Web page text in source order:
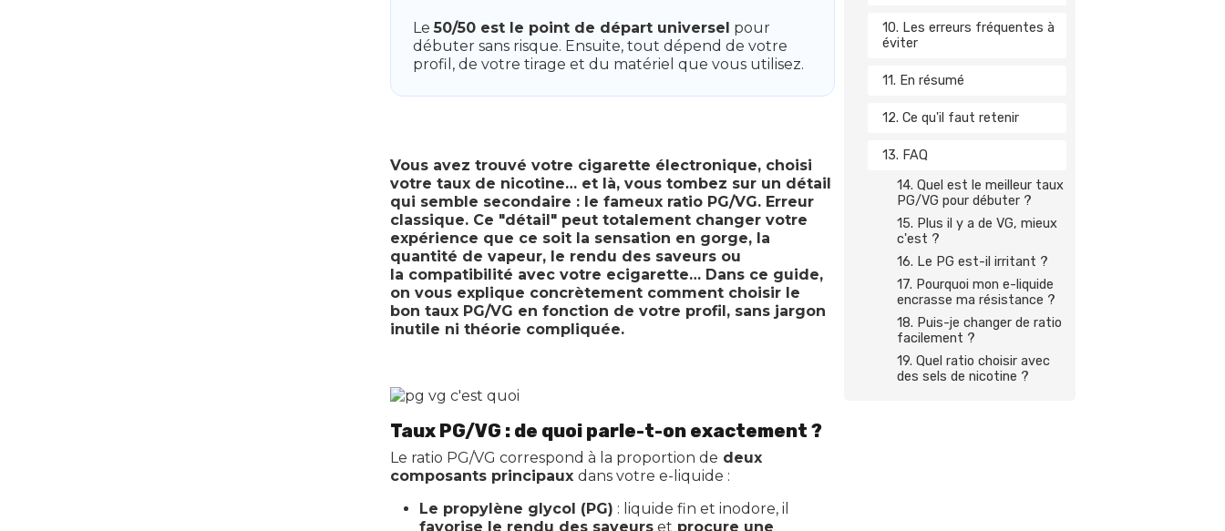
Le50/50 est le point de départ universel pour
débuter sans risque. Ensuite, tout dépend de votre
profil, de votre tirage et du matériel que vous utilisez.
Vous avez trouvé votre cigarette électronique, choisi
votre taux de nicotine… et là, vous tombez sur un détail
qui semble secondaire : le fameux ratio PG/VG. Erreur
classique. Ce "détail" peut totalement changer votre
expérience que ce soit la sensation en gorge, la
quantité de vapeur, le rendu des saveurs ou
la compatibilité avec votre ecigarette… Dans ce guide,
on vous explique concrètement comment choisir le
bon taux PG/VG en fonction de votre profil, sans jargon
inutile ni théorie compliquée.
Taux PG/VG : de quoi parle-t-on exactement ?
Le ratio PG/VG correspond à la proportion de deux
composants principauxdans votre e-liquide :
Le propylène glycol (PG) : liquide fin et inodore, il
favorise le rendu des saveurs et procure une
10. Les erreurs fréquentes à
éviter
11. En résumé
12. Ce qu'il faut retenir
13. FAQ
14. Quel est le meilleur taux
PG/VG pour débuter ?
15. Plus il y a de VG, mieux
c'est ?
16. Le PG est-il irritant ?
17. Pourquoi mon e-liquide
encrasse ma résistance ?
18. Puis-je changer de ratio
facilement ?
19. Quel ratio choisir avec
des sels de nicotine ?